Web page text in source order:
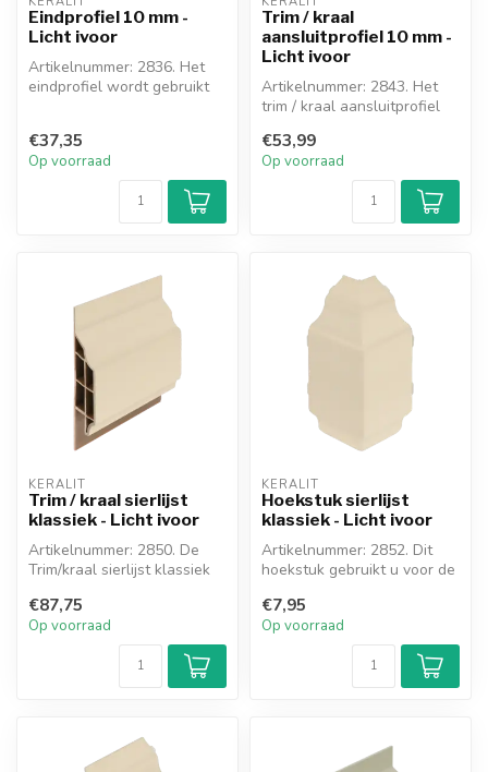
Eindprofiel 10 mm -
Licht ivoor
Artikelnummer: 2836. Het
eindprofiel wordt gebruikt
€37,35
Op voorraad
Trim / kraal
aansluitprofiel 10 mm -
Licht ivoor
Artikelnummer: 2843. Het
trim / kraal aansluitprofiel
gee...
€53,99
Op voorraad
KERALIT
Trim / kraal sierlijst
klassiek - Licht ivoor
Artikelnummer: 2850. De
Trim/kraal sierlijst klassiek
boven...
€87,75
Op voorraad
KERALIT
Hoekstuk sierlijst
klassiek - Licht ivoor
Artikelnummer: 2852. Dit
hoekstuk gebruikt u voor de
€7,95
Op voorraad